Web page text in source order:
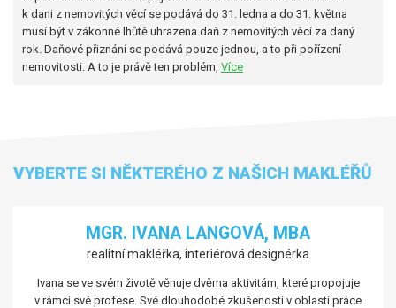
k dani z nemovitých věcí se podává do 31. ledna a do 31. května
musí být v zákonné lhůtě uhrazena daň z nemovitých věcí za daný
rok. Daňové přiznání se podává pouze jednou, a to při pořízení
nemovitosti. A to je právě ten problém, Více
VYBERTE SI NĚKTERÉHO Z NAŠICH MAKLÉŘŮ
MGR. IVANA LANGOVÁ, MBA
realitní makléřka, interiérová designérka
Ivana se ve svém životě věnuje dvěma aktivitám, které propojuje
v rámci své profese. Své dlouhodobé zkušenosti v oblasti práce